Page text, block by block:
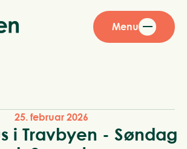
Menu
25. februar 2026
i Travbyen - Søndag